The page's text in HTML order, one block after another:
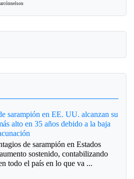
sarampión en EE. UU. alcanzan su
alto en 35 años debido a la baja
de sarampión en Estados
sostenido, contabilizando
todo el país en lo que va ...